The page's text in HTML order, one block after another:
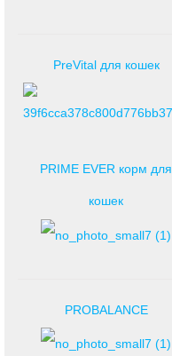
PreVital для кошек
PRIME EVER корм для
кошек
PROBALANCE